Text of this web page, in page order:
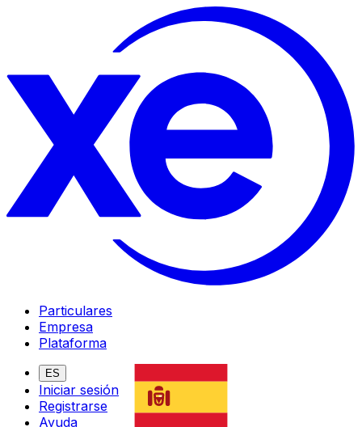
Particulares
Empresa
Plataforma
ES
Iniciar sesión
Registrarse
Ayuda